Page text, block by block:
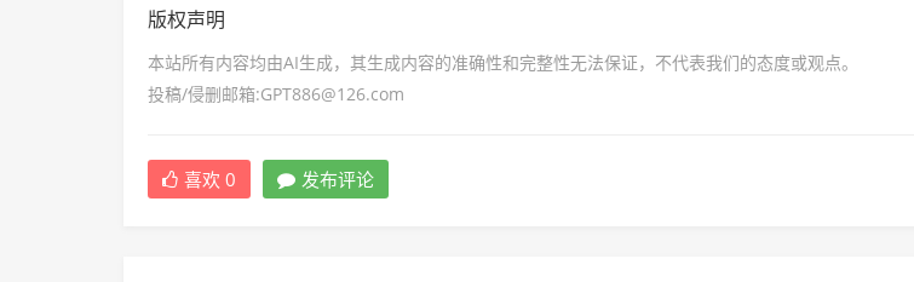
版权声明
本站所有内容均由AI生成，其生成内容的准确性和完整性无法保证，不代表我们的态度或观点。
投稿/侵删邮箱:GPT886@126.com
喜欢 0 发布评论